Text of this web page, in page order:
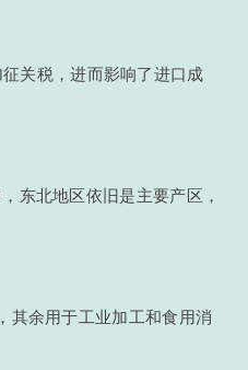
关税，进而影响了进口成
东北地区依旧是主要产区，
其余用于工业加工和食用消